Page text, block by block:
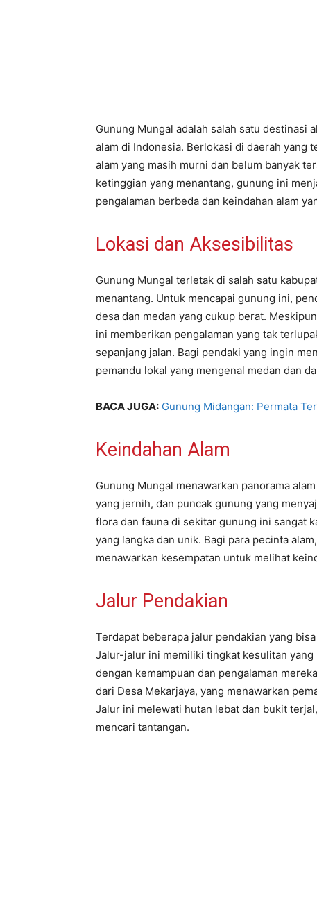
Gunung Mungal adalah salah satu destinasi
alam di Indonesia. Berlokasi di daerah yang
alam yang masih murni dan belum banyak
ketinggian yang menantang, gunung ini
pengalaman berbeda dan keindahan alam
Lokasi dan Aksesibilitas
Gunung Mungal terletak di salah satu
menantang. Untuk mencapai gunung ini,
desa dan medan yang cukup berat.
ini memberikan pengalaman yang tak
sepanjang jalan. Bagi pendaki yang ingin
pemandu lokal yang mengenal medan dan
BACA JUGA: Gunung Midangan: Permata
Keindahan Alam
Gunung Mungal menawarkan panorama
yang jernih, dan puncak gunung yang
flora dan fauna di sekitar gunung ini sangat
yang langka dan unik. Bagi para pecinta
menawarkan kesempatan untuk melihat
Jalur Pendakian
Terdapat beberapa jalur pendakian yang
Jalur-jalur ini memiliki tingkat kesulitan
dengan kemampuan dan pengalaman
dari Desa Mekarjaya, yang menawarkan
Jalur ini melewati hutan lebat dan bukit
mencari tantangan.